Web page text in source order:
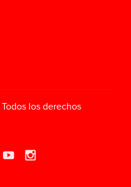
Todos los derechos